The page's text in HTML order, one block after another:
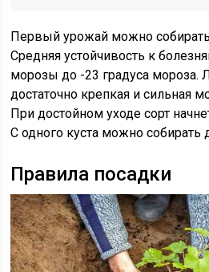
Первый урожай можно собирать
Средняя устойчивость к
морозы до -23 градуса мороза.
достаточно крепкая и сильная
При достойном уходе сорт
С одного куста можно собирать
Правила посадки